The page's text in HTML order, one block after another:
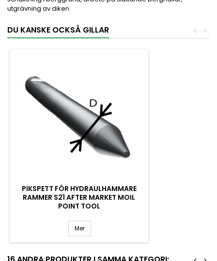
utgrävning av diken
DU KANSKE OCKSÅ GILLAR >
<
PIKSPETT FÖR HYDRAULHAMMARE
RAMMER S21 AFTER MARKET MOIL
POINT TOOL
Mer